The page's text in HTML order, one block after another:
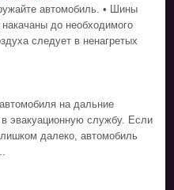
автомобиль. • Шины
до необходимого
следует в ненагретых
на дальние
эвакуационную службу. Если
далеко, автомобиль